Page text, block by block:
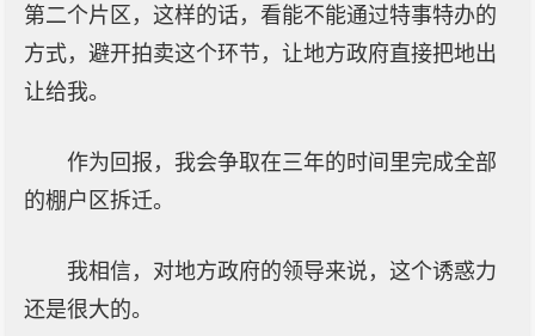
第二个片区，这样的话，看能不能通过特事特办的
方式，避开拍卖这个环节，让地方政府直接把地出
让给我。
作为回报，我会争取在三年的时间里完成全部
的棚户区拆迁。
我相信，对地方政府的领导来说，这个诱惑力
还是很大的。